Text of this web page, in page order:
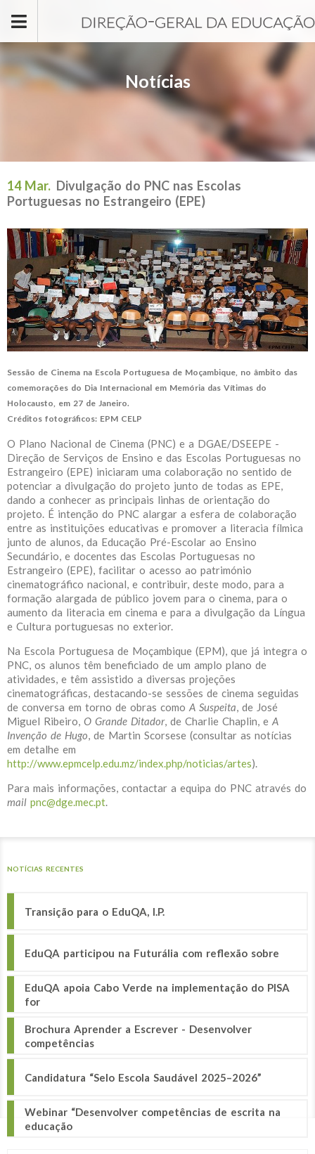
Notícias
14 Mar. Divulgação do PNC nas Escolas
Portuguesas no Estrangeiro (EPE)
Sessão de Cinema na Escola Portuguesa de Moçambique, no âmbito das
comemorações do Dia Internacional em Memória das Vítimas do
Holocausto, em 27 de Janeiro.
Créditos fotográficos: EPM CELP
O Plano Nacional de Cinema (PNC) e a DGAE/DSEEPE -
Direção de Serviços de Ensino e das Escolas Portuguesas no
Estrangeiro (EPE) iniciaram uma colaboração no sentido de
potenciar a divulgação do projeto junto de todas as EPE,
dando a conhecer as principais linhas de orientação do
projeto. É intenção do PNC alargar a esfera de colaboração
entre as instituições educativas e promover a literacia fílmica
junto de alunos, da Educação Pré-Escolar ao Ensino
Secundário, e docentes das Escolas Portuguesas no
Estrangeiro (EPE), facilitar o acesso ao património
cinematográfico nacional, e contribuir, deste modo, para a
formação alargada de público jovem para o cinema, para o
aumento da literacia em cinema e para a divulgação da Língua
e Cultura portuguesas no exterior.
Na Escola Portuguesa de Moçambique (EPM), que já integra o
PNC, os alunos têm beneficiado de um amplo plano de
atividades, e têm assistido a diversas projeções
cinematográficas, destacando-se sessões de cinema seguidas
de conversa em torno de obras como A Suspeita, de José
Miguel Ribeiro, O Grande Ditador, de Charlie Chaplin, e A
Invenção de Hugo, de Martin Scorsese (consultar as notícias
em detalhe em
http://www.epmcelp.edu.mz/index.php/noticias/artes).
Para mais informações, contactar a equipa do PNC através do
mail pnc@dge.mec.pt.
NOTÍCIAS RECENTES
Transição para o EduQA, I.P.
EduQA participou na Futurália com reflexão sobre
EduQA apoia Cabo Verde na implementação do PISA
for
Brochura Aprender a Escrever - Desenvolver
competências
Candidatura “Selo Escola Saudável 2025–2026”
Webinar “Desenvolver competências de escrita na
educação